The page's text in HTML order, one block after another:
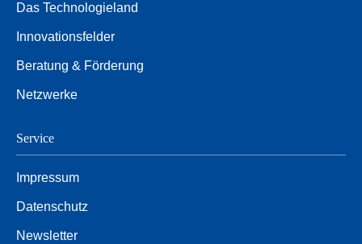
Das Technologieland
Innovationsfelder
Beratung & Förderung
Netzwerke
Service
Impressum
Datenschutz
Newsletter